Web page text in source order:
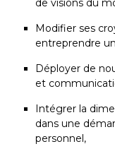
de visions du
Modifier ses
entreprendre
Déployer de
et
Intégrer la
dans une
personnel,